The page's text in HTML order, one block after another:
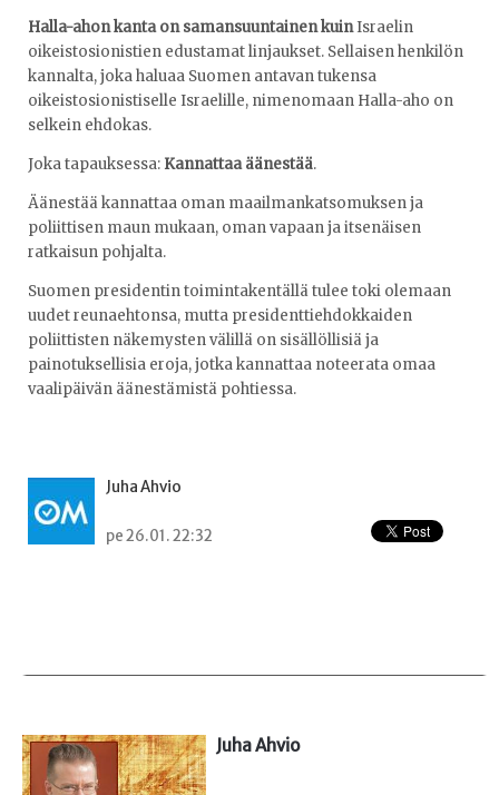
Halla-ahon kanta on samansuuntainen kuinIsraelin
oikeistosionistien edustamat linjaukset. Sellaisen henkilön
kannalta, joka haluaa Suomen antavan tukensa
oikeistosionistiselle Israelille, nimenomaan Halla-aho on
selkein ehdokas.
Joka tapauksessa: Kannattaa äänestää.
Äänestää kannattaa oman maailmankatsomuksen ja
poliittisen maun mukaan, oman vapaan ja itsenäisen
ratkaisun pohjalta.
Suomen presidentin toimintakentällä tulee toki olemaan
uudet reunaehtonsa, mutta presidenttiehdokkaiden
poliittisten näkemysten välillä on sisällöllisiä ja
painotuksellisia eroja, jotka kannattaa noteerata omaa
vaalipäivän äänestämistä pohtiessa.
Juha Ahvio
pe 26.01. 22:32
Juha Ahvio